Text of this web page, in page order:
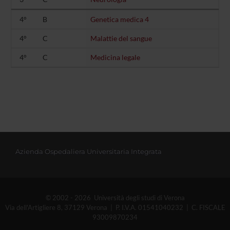
4° B Genetica medica 4
4° C Malattie del sangue
4° C Medicina legale
Azienda Ospedaliera Universitaria Integrata
© 2002 - 2026 Università degli studi di Verona
Via dell'Artigliere 8, 37129 Verona | P. I.V.A. 01541040232 | C. FISCALE
93009870234